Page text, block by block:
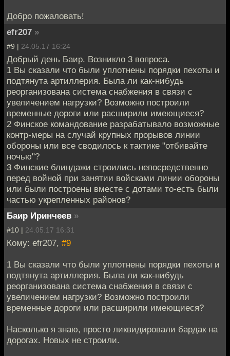
Добро пожаловать!
efr207 »
#9 | 24.05.17 16:24
Добрый день Баир. Возникло 3 вопроса.
1 Вы сказали что были уплотнены порядки пехоты и
подтянута артиллерия. Была ли как-нибудь
реорганизована система снабжения в связи с
увеличением нагрузки? Возможно построили
временные дороги или расширили имеющиеся?
2 Финское командование разрабатывало возможные
контр-меры на случай крупных прорывов линии
обороны или все сводилось к тактике "отбивайте
ночью"?
3 Финские блиндажи строились непосредственно
перед войной при занятии войсками линии обороны
или были построены вместе с дотами то-есть были
частью укрепленных районов?
Баир Иринчеев »
#10 | 24.05.17 16:31
Кому: efr207, #9
1 Вы сказали что были уплотнены порядки пехоты и
подтянута артиллерия. Была ли как-нибудь
реорганизована система снабжения в связи с
увеличением нагрузки? Возможно построили
временные дороги или расширили имеющиеся?
Насколько я знаю, просто ликвидировали бардак на
дорогах. Новых не строили.